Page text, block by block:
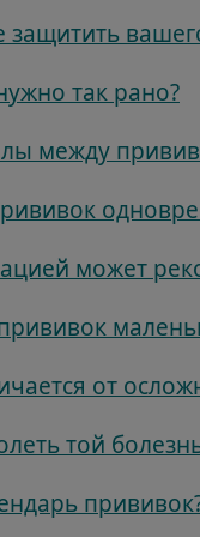
так рано?
между
может
от
той